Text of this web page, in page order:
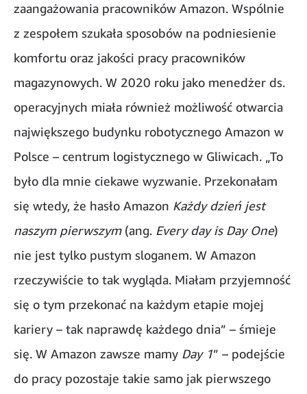
zaangażowania pracowników Amazon. Wspólnie
z zespołem szukała sposobów na podniesienie
komfortu oraz jakości pracy pracowników
magazynowych. W 2020 roku jako menedżer ds.
operacyjnych miała również możliwość otwarcia
największego budynku robotycznego Amazon w
Polsce – centrum logistycznego w Gliwicach. „To
było dla mnie ciekawe wyzwanie. Przekonałam
się wtedy, że hasło Amazon Każdy dzień jest
naszym pierwszym(ang. Every day is Day One)
nie jest tylko pustym sloganem. W Amazon
rzeczywiście to tak wygląda. Miałam przyjemność
się o tym przekonać na każdym etapie mojej
kariery – tak naprawdę każdego dnia” – śmieje
się. W Amazon zawsze mamy Day 1” – podejście
do pracy pozostaje takie samo jak pierwszego